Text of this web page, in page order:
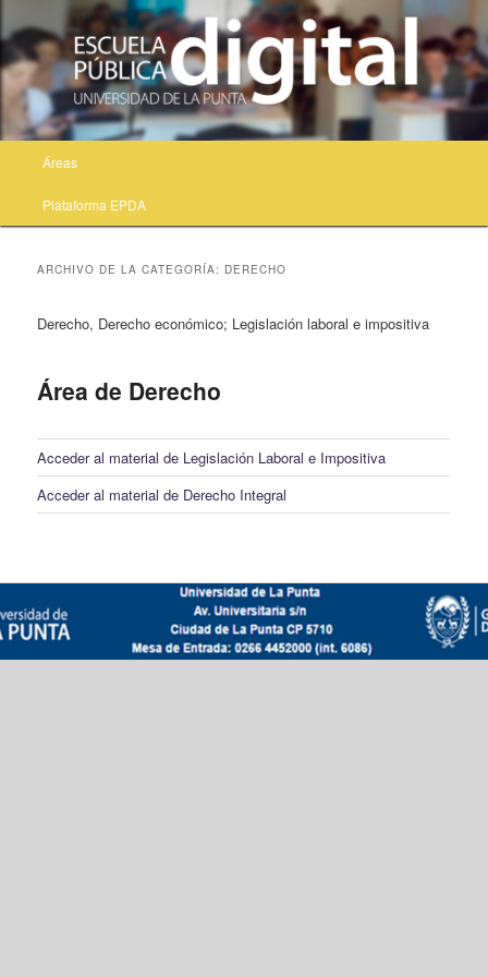
Menú principal
Ir al contenido principal
Ir al contenido secundario
Áreas
Plataforma EPDA
ARCHIVO DE LA CATEGORÍA: DERECHO
Derecho, Derecho económico; Legislación laboral e impositiva
Área de Derecho
Acceder al material de Legislación Laboral e Impositiva
Acceder al material de Derecho Integral